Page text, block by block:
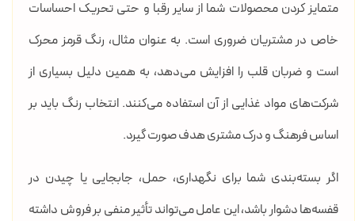
متمایز کردن محصولات شما از سایر رقبا و حتی تحریک احساسات
خاص در مشتریان ضروری است. به عنوان مثال، رنگ قرمز محرک
است و ضربان قلب را افزایش می‌دهد، به همین دلیل بسیاری از
شرکت‌های مواد غذایی از آن استفاده می‌کنند. انتخاب رنگ باید بر
اساس فرهنگ و درک مشتری هدف صورت گیرد.
اگر بسته‌بندی شما برای نگهداری، حمل، جابجایی یا چیدن در
قفسه‌ها دشوار باشد، این عامل می‌تواند تأثیر منفی بر فروش داشته